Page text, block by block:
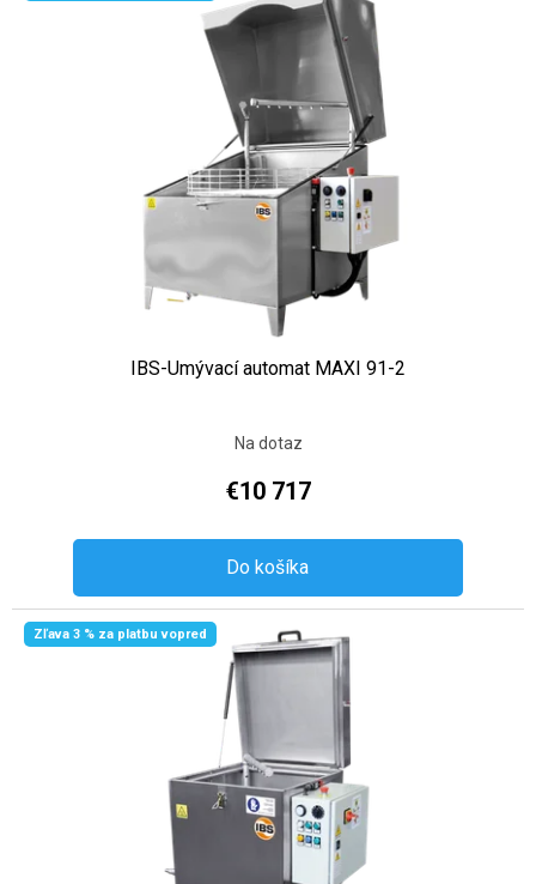
IBS-Umývací automat MAXI 91-2
Na dotaz
€10 717
Do košíka
Zľava 3 % za platbu vopred